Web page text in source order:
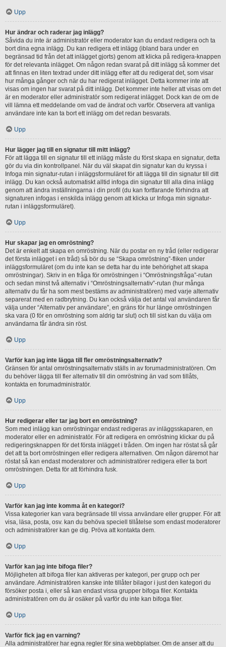
Upp
Hur ändrar och raderar jag inlägg?
Såvida du inte är administratör eller moderator kan du endast redigera och ta
bort dina egna inlägg. Du kan redigera ett inlägg (ibland bara under en
begränsad tid från det att inlägget gjorts) genom att klicka på redigera-knappen
för det relevanta inlägget. Om någon redan svarat på ditt inlägg så kommer det
att finnas en liten textrad under ditt inlägg efter att du redigerat det, som visar
hur många gånger och när du har redigerat inlägget. Detta kommer inte att
visas om ingen har svarat på ditt inlägg. Det kommer inte heller att visas om det
är en moderator eller administratör som redigerat inlägget. Dock kan de om de
vill lämna ett meddelande om vad de ändrat och varför. Observera att vanliga
användare inte kan ta bort ett inlägg om det redan besvarats.
Upp
Hur lägger jag till en signatur till mitt inlägg?
För att lägga till en signatur till ett inlägg måste du först skapa en signatur, detta
gör du via din kontrollpanel. När du väl skapat din signatur kan du kryssa i
Infoga min signatur-rutan i inläggsformuläret för att lägga till din signatur till ditt
inlägg. Du kan också automatiskt alltid infoga din signatur till alla dina inlägg
genom att ändra inställningarna i din profil (du kan fortfarande förhindra att
signaturen infogas i enskilda inlägg genom att klicka ur Infoga min signatur-
rutan i inläggsformuläret).
Upp
Hur skapar jag en omröstning?
Det är enkelt att skapa en omröstning. När du postar en ny tråd (eller redigerar
det första inlägget i en tråd) så bör du se “Skapa omröstning”-fliken under
inläggsformuläret (om du inte kan se detta har du inte behörighet att skapa
omröstningar). Skriv in en fråga för omröstningen i “Omröstningsfråga”-rutan
och sedan minst två alternativ i “Omröstningsalternativ”-rutan (hur många
alternativ du får ha som mest bestäms av administratören) med varje alternativ
separerat med en radbrytning. Du kan också välja det antal val användaren får
välja under “Alternativ per användare”, en gräns för hur länge omröstningen
ska vara (0 för en omröstning som aldrig tar slut) och till sist kan du välja om
användarna får ändra sin röst.
Upp
Varför kan jag inte lägga till fler omröstningsalternativ?
Gränsen för antal omröstningsalternativ ställs in av forumadministratören. Om
du behöver lägga till fler alternativ till din omröstning än vad som tillåts,
kontakta en forumadministratör.
Upp
Hur redigerar eller tar jag bort en omröstning?
Som med inlägg kan omröstningar endast redigeras av inläggsskaparen, en
moderator eller en administratör. För att redigera en omröstning klickar du på
redigeringsknappen för det första inlägget i tråden. Om ingen har röstat så går
det att ta bort omröstningen eller redigera alternativen. Om någon däremot har
röstat så kan endast moderatorer och administratörer redigera eller ta bort
omröstningen. Detta för att förhindra fusk.
Upp
Varför kan jag inte komma åt en kategori?
Vissa kategorier kan vara begränsade till vissa användare eller grupper. För att
visa, läsa, posta, osv. kan du behöva speciell tillåtelse som endast moderatorer
och administratörer kan ge dig. Pröva att kontakta dem.
Upp
Varför kan jag inte bifoga filer?
Möjligheten att bifoga filer kan aktiveras per kategori, per grupp och per
användare. Administratören kanske inte tillåter bilagor i just den kategori du
försöker posta i, eller så kan endast vissa grupper bifoga filer. Kontakta
administratören om du är osäker på varför du inte kan bifoga filer.
Upp
Varför fick jag en varning?
Alla administratörer har egna regler för sina webbplatser. Om de anser att du